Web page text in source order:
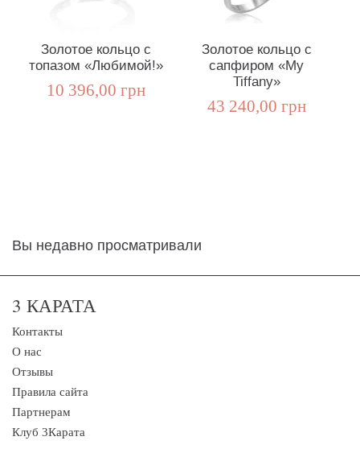
Золотое кольцо с
топазом «Любимой!»
10 396,00 грн
Золотое кольцо с
сапфиром «My
Tiffany»
43 240,00 грн
Вы недавно просматривали
3 КАРАТА
Контакты
О нас
Отзывы
Правила сайта
Партнерам
Клуб 3Карата